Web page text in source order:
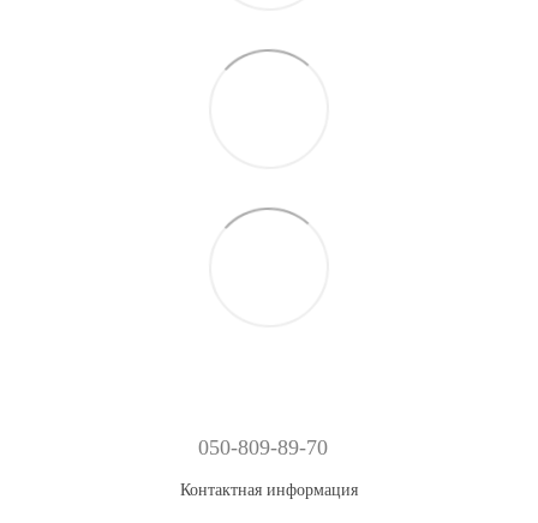
050-809-89-70
Контактная информация